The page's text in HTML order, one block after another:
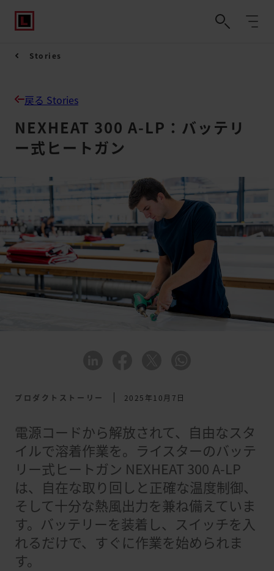
Stories
戻る Stories
NEXHEAT 300 A-LP：バッテリ
ー式ヒートガン
プロダクトストーリー 2025年10月7日
電源コードから解放されて、自由なスタ
イルで溶着作業を。ライスターのバッテ
リー式ヒートガン NEXHEAT 300 A-LP
は、自在な取り回しと正確な温度制御、
そして十分な熱風出力を兼ね備えていま
す。バッテリーを装着し、スイッチを入
れるだけで、すぐに作業を始められま
す。